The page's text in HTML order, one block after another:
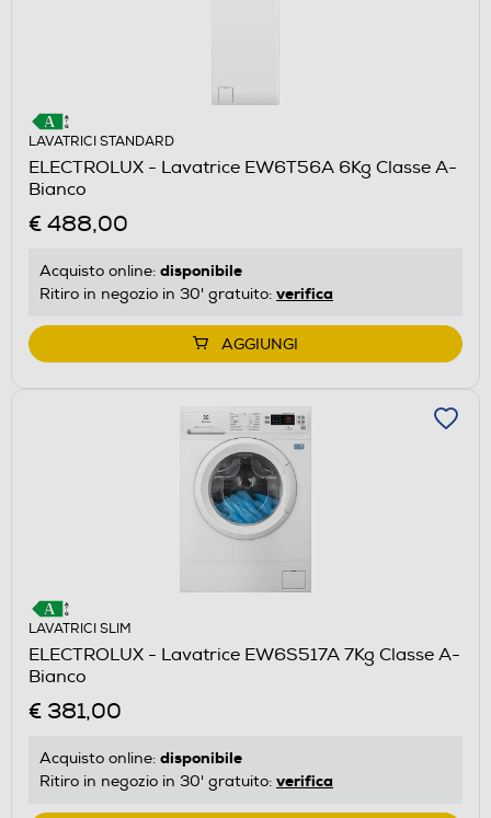
LAVATRICI STANDARD
ELECTROLUX - Lavatrice EW6T56A 6Kg Classe A-
Bianco
€ 488,00
Acquisto online: disponibile
Ritiro in negozio in 30' gratuito: verifica
AGGIUNGI
LAVATRICI SLIM
ELECTROLUX - Lavatrice EW6S517A 7Kg Classe A-
Bianco
€ 381,00
Acquisto online: disponibile
Ritiro in negozio in 30' gratuito: verifica